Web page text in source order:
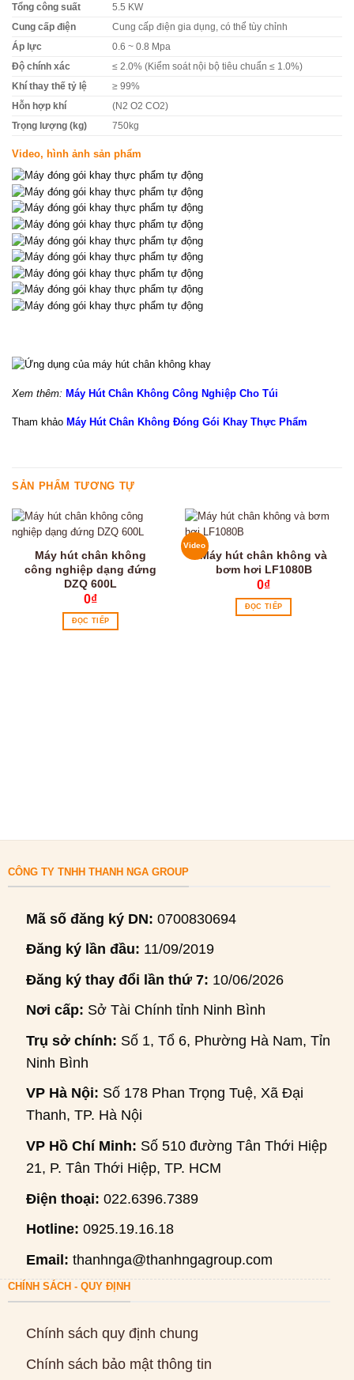
Tổng công suất 5.5 KW
Cung cấp điện Cung cấp điện gia dụng, có thể tùy chỉnh
Áp lực 0.6 ~ 0.8 Mpa
Độ chính xác ≤ 2.0% (Kiểm soát nội bộ tiêu chuẩn ≤ 1.0%)
Khí thay thế tỷ lệ ≥ 99%
Hỗn hợp khí (N2 O2 CO2)
Trọng lượng (kg) 750kg
Video, hình ảnh sản phẩm
Xem thêm: Máy Hút Chân Không Công Nghiệp Cho Túi
Tham khảo Máy Hút Chân Không Đóng Gói Khay Thực Phẩm
SẢN PHẨM TƯƠNG TỰ
Máy hút chân không
công nghiệp dạng đứng
DZQ 600L
0₫
ĐỌC TIẾP
Video
Máy hút chân không và
bơm hơi LF1080B
0₫
ĐỌC TIẾP
CÔNG TY TNHH THANH NGA GROUP
Mã số đăng ký DN: 0700830694
Đăng ký lần đầu: 11/09/2019
Đăng ký thay đổi lần thứ 7: 10/06/2026
Nơi cấp: Sở Tài Chính tỉnh Ninh Bình
Trụ sở chính: Số 1, Tổ 6, Phường Hà Nam, Tỉnh
Ninh Bình
VP Hà Nội: Số 178 Phan Trọng Tuệ, Xã Đại
Thanh, TP. Hà Nội
VP Hồ Chí Minh: Số 510 đường Tân Thới Hiệp
21, P. Tân Thới Hiệp, TP. HCM
Điện thoại: 022.6396.7389
Hotline: 0925.19.16.18
Email: thanhnga@thanhngagroup.com
CHÍNH SÁCH - QUY ĐỊNH
Chính sách quy định chung
Chính sách bảo mật thông tin